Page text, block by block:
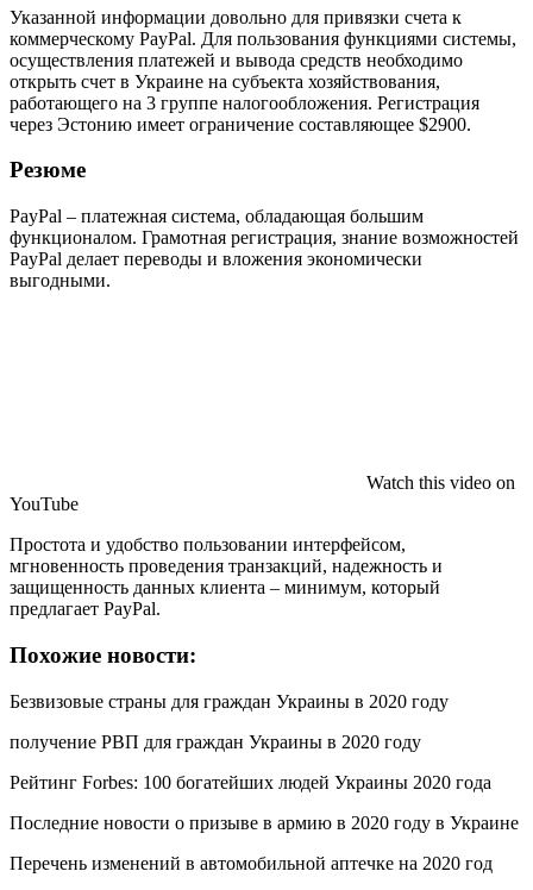
Указанной информации довольно для привязки счета к
коммерческому PayPal. Для пользования функциями системы,
осуществления платежей и вывода средств необходимо
открыть счет в Украине на субъекта хозяйствования,
работающего на 3 группе налогообложения. Регистрация
через Эстонию имеет ограничение составляющее $2900.
Резюме
PayPal – платежная система, обладающая большим
функционалом. Грамотная регистрация, знание возможностей
PayPal делает переводы и вложения экономически
выгодными.
Watch this video on
YouTube
Простота и удобство пользовании интерфейсом,
мгновенность проведения транзакций, надежность и
защищенность данных клиента – минимум, который
предлагает PayPal.
Похожие новости:
Безвизовые страны для граждан Украины в 2020 году
получение РВП для граждан Украины в 2020 году
Рейтинг Forbes: 100 богатейших людей Украины 2020 года
Последние новости о призыве в армию в 2020 году в Украине
Перечень изменений в автомобильной аптечке на 2020 год